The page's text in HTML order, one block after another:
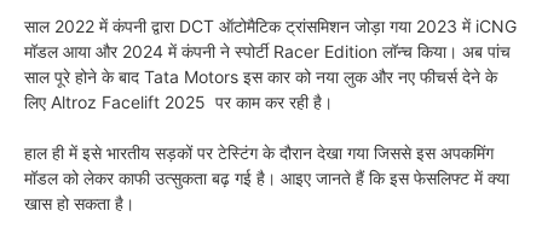
साल 2022 में कंपनी द्वारा DCT ऑटोमैटिक ट्रांसमिशन जोड़ा गया 2023 में iCNG
मॉडल आया और 2024 में कंपनी ने स्पोर्टी Racer Edition लॉन्च किया। अब पांच
साल पूरे होने के बाद Tata Motors इस कार को नया लुक और नए फीचर्स देने के
लिए Altroz Facelift 2025 पर काम कर रही है।
हाल ही में इसे भारतीय सड़कों पर टेस्टिंग के दौरान देखा गया जिससे इस अपकमिंग
मॉडल को लेकर काफी उत्सुकता बढ़ गई है। आइए जानते हैं कि इस फेसलिफ्ट में क्या
खास हो सकता है।